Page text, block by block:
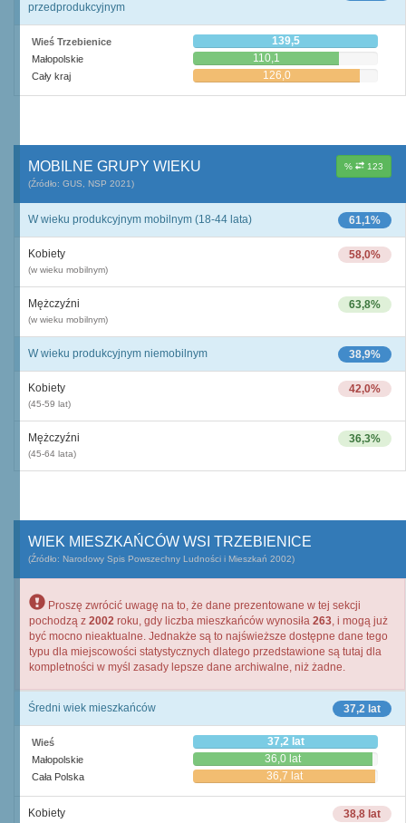
przedprodukcyjnym
Wieś Trzebienice 139,5
Małopolskie 110,1
Cały kraj 126,0
% 123
MOBILNE GRUPY WIEKU
(Źródło: GUS, NSP 2021)
61,1%
W wieku produkcyjnym mobilnym (18-44 lata)
58,0%
Kobiety
(w wieku mobilnym)
63,8%
Mężczyźni
(w wieku mobilnym)
38,9%
W wieku produkcyjnym niemobilnym
42,0%
Kobiety
(45-59 lat)
36,3%
Mężczyźni
(45-64 lata)
WIEK MIESZKAŃCÓW WSI TRZEBIENICE
(Źródło: Narodowy Spis Powszechny Ludności i Mieszkań 2002)
Proszę zwrócić uwagę na to, że dane prezentowane w tej sekcji
pochodzą z 2002 roku, gdy liczba mieszkańców wynosiła 263, i mogą już
być mocno nieaktualne. Jednakże są to najświeższe dostępne dane tego
typu dla miejscowości statystycznych dlatego przedstawione są tutaj dla
kompletności w myśl zasady lepsze dane archiwalne, niż żadne.
37,2 lat
Średni wiek mieszkańców
Wieś 37,2 lat
Małopolskie 36,0 lat
Cała Polska 36,7 lat
38,8 lat
Kobiety